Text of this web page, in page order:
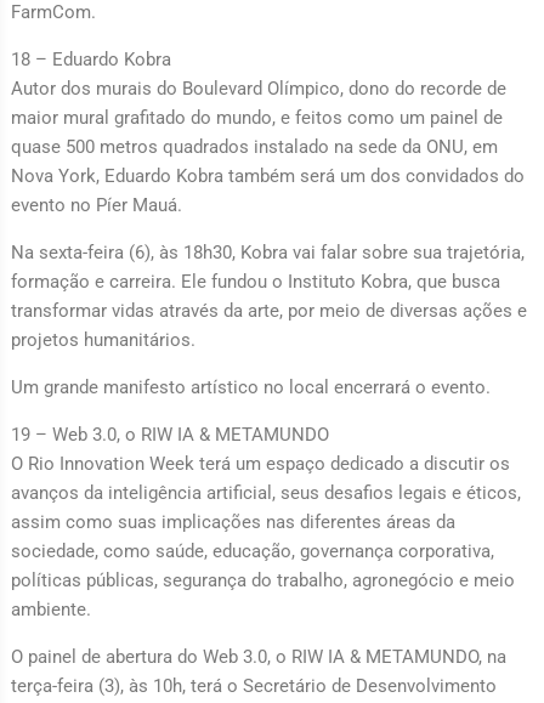
FarmCom.
18 – Eduardo Kobra
Autor dos murais do Boulevard Olímpico, dono do recorde de
maior mural grafitado do mundo, e feitos como um painel de
quase 500 metros quadrados instalado na sede da ONU, em
Nova York, Eduardo Kobra também será um dos convidados do
evento no Píer Mauá.
Na sexta-feira (6), às 18h30, Kobra vai falar sobre sua trajetória,
formação e carreira. Ele fundou o Instituto Kobra, que busca
transformar vidas através da arte, por meio de diversas ações e
projetos humanitários.
Um grande manifesto artístico no local encerrará o evento.
19 – Web 3.0, o RIW IA & METAMUNDO
O Rio Innovation Week terá um espaço dedicado a discutir os
avanços da inteligência artificial, seus desafios legais e éticos,
assim como suas implicações nas diferentes áreas da
sociedade, como saúde, educação, governança corporativa,
políticas públicas, segurança do trabalho, agronegócio e meio
ambiente.
O painel de abertura do Web 3.0, o RIW IA & METAMUNDO, na
terça-feira (3), às 10h, terá o Secretário de Desenvolvimento